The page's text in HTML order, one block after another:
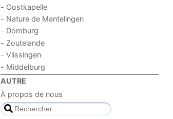
- Oostkapelle
- Nature de Mantelingen
- Domburg
- Zoutelande
- Vlissingen
- Middelburg
AUTRE
À propos de nous